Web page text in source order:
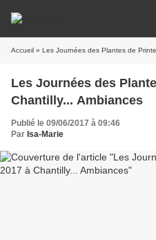
Accueil » Les Journées des Plantes de
Les Journées des
Chantilly... Ambiances
Publié le 09/06/2017 à 09:46
Par Isa-Marie